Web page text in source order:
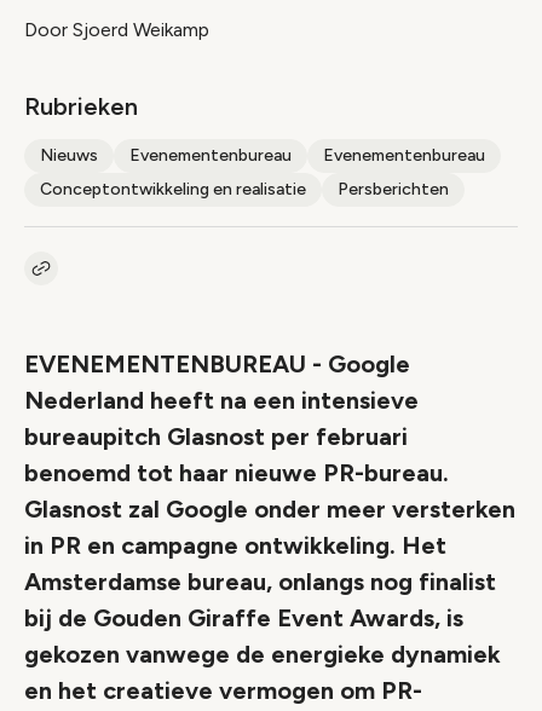
Door Sjoerd Weikamp
Rubrieken
Nieuws Evenementenbureau
Evenementenbureau
Conceptontwikkeling en realisatie
Persberichten
Kopieer link naar artikel
EVENEMENTENBUREAU - Google
Nederland heeft na een intensieve
bureaupitch Glasnost per februari
benoemd tot haar nieuwe PR-bureau.
Glasnost zal Google onder meer versterken
in PR en campagne ontwikkeling. Het
Amsterdamse bureau, onlangs nog finalist
bij de Gouden Giraffe Event Awards, is
gekozen vanwege de energieke dynamiek
en het creatieve vermogen om PR-